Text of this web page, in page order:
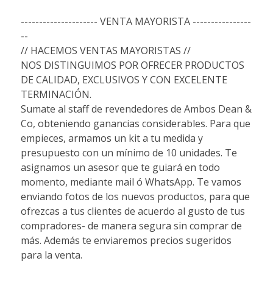
--------------------- VENTA MAYORISTA ----------------
--
// HACEMOS VENTAS MAYORISTAS //
NOS DISTINGUIMOS POR OFRECER PRODUCTOS
DE CALIDAD, EXCLUSIVOS Y CON EXCELENTE
TERMINACIÓN.
Sumate al staff de revendedores de Ambos Dean &
Co, obteniendo ganancias considerables. Para que
empieces, armamos un kit a tu medida y
presupuesto con un mínimo de 10 unidades. Te
asignamos un asesor que te guiará en todo
momento, mediante mail ó WhatsApp. Te vamos
enviando fotos de los nuevos productos, para que
ofrezcas a tus clientes de acuerdo al gusto de tus
compradores- de manera segura sin comprar de
más. Además te enviaremos precios sugeridos
para la venta.